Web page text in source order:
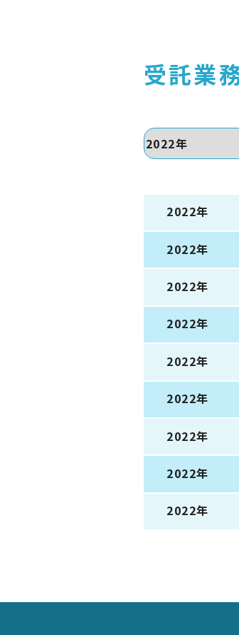
受託業
2022年
2022年
2022年
2022年
2022年
2022年
2022年
2022年
2022年